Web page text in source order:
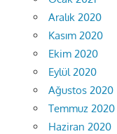
Aralık 2020
Kasım 2020
Ekim 2020
Eylül 2020
Ağustos 2020
Temmuz 2020
Haziran 2020